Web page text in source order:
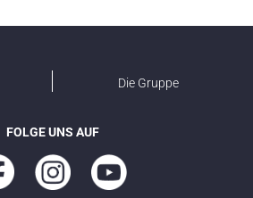
Die Gruppe
FOLGE UNS AUF